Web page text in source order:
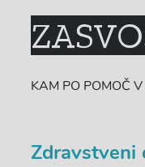
KAM PO POMOČ
Zdravstveni